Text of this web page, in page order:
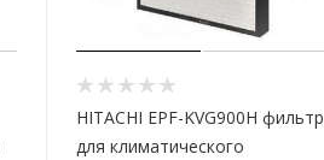
HITACHI EPF-KVG900H фильтр
для климатического